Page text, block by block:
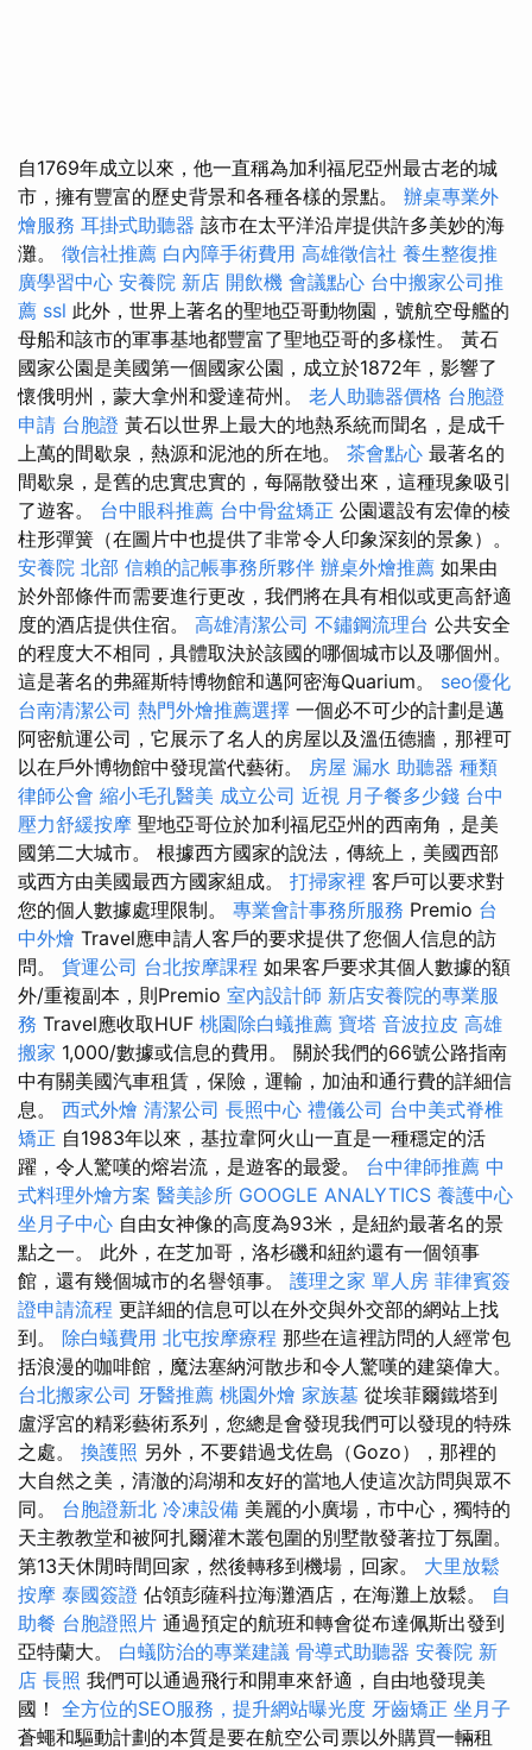
自1769年成立以來，他一直稱為加利福尼亞州最古老的城
市，擁有豐富的歷史背景和各種各樣的景點。 辦桌專業外
燴服務 耳掛式助聽器 該市在太平洋沿岸提供許多美妙的海
灘。 徵信社推薦 白內障手術費用 高雄徵信社 養生整復推
廣學習中心 安養院 新店 開飲機 會議點心 台中搬家公司推
薦 ssl 此外，世界上著名的聖地亞哥動物園，號航空母艦的
母船和該市的軍事基地都豐富了聖地亞哥的多樣性。 黃石
國家公園是美國第一個國家公園，成立於1872年，影響了
懷俄明州，蒙大拿州和愛達荷州。 老人助聽器價格 台胞證
申請 台胞證 黃石以世界上最大的地熱系統而聞名，是成千
上萬的間歇泉，熱源和泥池的所在地。 茶會點心 最著名的
間歇泉，是舊的忠實忠實的，每隔散發出來，這種現象吸引
了遊客。 台中眼科推薦 台中骨盆矯正 公園還設有宏偉的棱
柱形彈簧（在圖片中也提供了非常令人印象深刻的景象）。
安養院 北部 信賴的記帳事務所夥伴 辦桌外燴推薦 如果由
於外部條件而需要進行更改，我們將在具有相似或更高舒適
度的酒店提供住宿。 高雄清潔公司 不鏽鋼流理台 公共安全
的程度大不相同，具體取決於該國的哪個城市以及哪個州。
這是著名的弗羅斯特博物館和邁阿密海Quarium。 seo優化
台南清潔公司 熱門外燴推薦選擇 一個必不可少的計劃是邁
阿密航運公司，它展示了名人的房屋以及溫伍德牆，那裡可
以在戶外博物館中發現當代藝術。 房屋 漏水 助聽器 種類
律師公會 縮小毛孔醫美 成立公司 近視 月子餐多少錢 台中
壓力舒緩按摩 聖地亞哥位於加利福尼亞州的西南角，是美
國第二大城市。 根據西方國家的說法，傳統上，美國西部
或西方由美國最西方國家組成。 打掃家裡 客戶可以要求對
您的個人數據處理限制。 專業會計事務所服務 Premio 台
中外燴 Travel應申請人客戶的要求提供了您個人信息的訪
問。 貨運公司 台北按摩課程 如果客戶要求其個人數據的額
外/重複副本，則Premio 室內設計師 新店安養院的專業服
務 Travel應收取HUF 桃園除白蟻推薦 寶塔 音波拉皮 高雄
搬家 1,000/數據或信息的費用。 關於我們的66號公路指南
中有關美國汽車租賃，保險，運輸，加油和通行費的詳細信
息。 西式外燴 清潔公司 長照中心 禮儀公司 台中美式脊椎
矯正 自1983年以來，基拉韋阿火山一直是一種穩定的活
躍，令人驚嘆的熔岩流，是遊客的最愛。 台中律師推薦 中
式料理外燴方案 醫美診所 GOOGLE ANALYTICS 養護中心
坐月子中心 自由女神像的高度為93米，是紐約最著名的景
點之一。 此外，在芝加哥，洛杉磯和紐約還有一個領事
館，還有幾個城市的名譽領事。 護理之家 單人房 菲律賓簽
證申請流程 更詳細的信息可以在外交與外交部的網站上找
到。 除白蟻費用 北屯按摩療程 那些在這裡訪問的人經常包
括浪漫的咖啡館，魔法塞納河散步和令人驚嘆的建築偉大。
台北搬家公司 牙醫推薦 桃園外燴 家族墓 從埃菲爾鐵塔到
盧浮宮的精彩藝術系列，您總是會發現我們可以發現的特殊
之處。 換護照 另外，不要錯過戈佐島（Gozo），那裡的
大自然之美，清澈的潟湖和友好的當地人使這次訪問與眾不
同。 台胞證新北 冷凍設備 美麗的小廣場，市中心，獨特的
天主教教堂和被阿扎爾灌木叢包圍的別墅散發著拉丁氛圍。
第13天休閒時間回家，然後轉移到機場，回家。 大里放鬆
按摩 泰國簽證 佔領彭薩科拉海灘酒店，在海灘上放鬆。 自
助餐 台胞證照片 通過預定的航班和轉會從布達佩斯出發到
亞特蘭大。 白蟻防治的專業建議 骨導式助聽器 安養院 新
店 長照 我們可以通過飛行和開車來舒適，自由地發現美
國！ 全方位的SEO服務，提升網站曝光度 牙齒矯正 坐月子
蒼蠅和驅動計劃的本質是要在航空公司票以外購買一輛租